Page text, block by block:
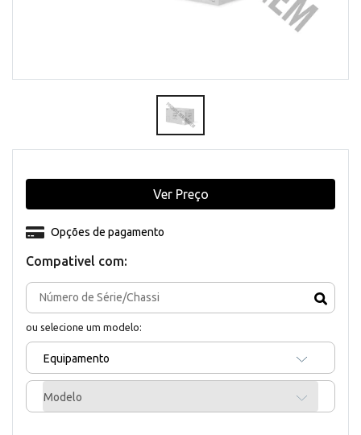
Compativel com:
ou selecione um modelo:
Equipamento
Modelo
Opções de pagamento
Ver Preço